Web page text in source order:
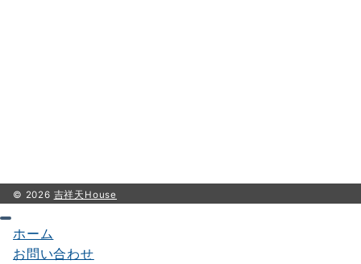
© 2026 吉祥天House
ホーム
お問い合わせ